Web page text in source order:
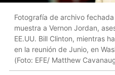
Fotografía de archivo
muestra a Vernon Jordan,
EE.UU. Bill Clinton, mientras
en la reunión de Junio, en
(Foto: EFE/ Matthew